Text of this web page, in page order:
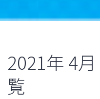
2021年 4月
覧